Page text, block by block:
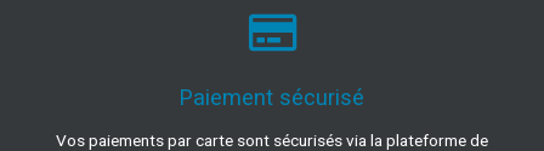
Paiement sécurisé
Vos paiements par carte sont sécurisés via la plateforme de